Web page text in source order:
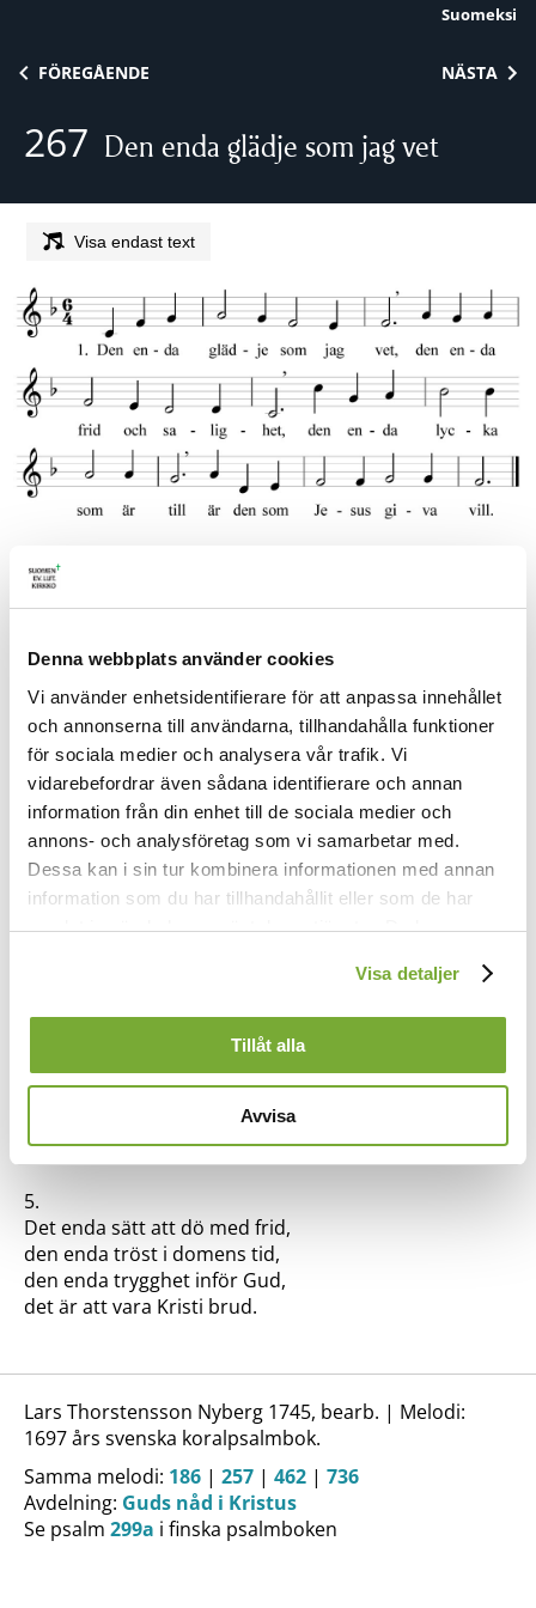
Denna webbplats använder cookies
Vi använder enhetsidentifierare för att anpassa innehållet
och annonserna till användarna, tillhandahålla funktioner
för sociala medier och analysera vår trafik. Vi
vidarebefordrar även sådana identifierare och annan
information från din enhet till de sociala medier och
annons- och analysföretag som vi samarbetar med.
Dessa kan i sin tur kombinera informationen med annan
information som du har tillhandahållit eller som de har
samlat in när du har använt deras tjänster. Du kan
-länken i nedre delen
av sidan.
Visa detaljer
Tillåt alla
Avvisa
Suomeksi
FÖREGÅENDE NÄSTA
267 Den enda glädje som jag vet
Visa endast text
1.
den enda frid och salighet,
är den som Jesus giva vill.
2.
Den enda tröst i all min nöd,
den enda hjälp mot evig död,
den enda fröjd i allt besvär,
det är att äga Jesus kär.
3.
Den enda väg att frälsning få,
Den enda visdom som jag vet,
den endaste rättfärdighet,
den enda sanna helgelse,
5.
Det enda sätt att dö med frid,
den enda tröst i domens tid,
den enda trygghet inför Gud,
det är att vara Kristi brud.
Lars Thorstensson Nyberg 1745, bearb. | Melodi:
1697 års svenska koralpsalmbok.
Samma melodi: 186 | 257 | 462 | 736
Avdelning: Guds nåd i Kristus
Se psalm 299a i finska psalmboken